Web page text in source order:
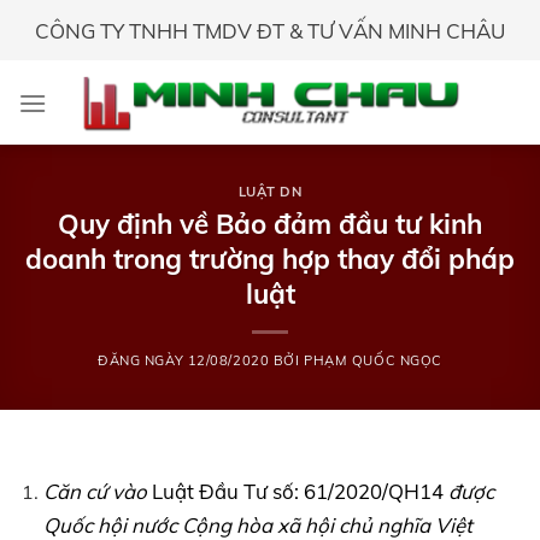
CÔNG TY TNHH TMDV ĐT & TƯ VẤN MINH CHÂU
LUẬT DN
Quy định về Bảo đảm đầu tư kinh
doanh trong trường hợp thay đổi pháp
luật
ĐĂNG NGÀY 12/08/2020 BỞI PHẠM QUỐC NGỌC
Căn cứ vào Luật Đầu Tư số: 61/2020/QH14 được
Quốc hội nước Cộng hòa xã hội chủ nghĩa Việt